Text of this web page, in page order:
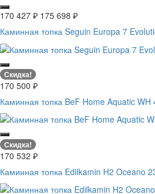
170 427 ₽ 175 698 ₽
Каминная топка Seguin Europa 7
Скидка!
170 500 ₽
Каминная топка BeF Home Aquatic WH
Скидка!
170 532 ₽
Каминная топка Edilkamin H2 Oceano